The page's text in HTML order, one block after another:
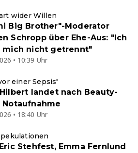
wider Willen
Big Brother"-Moderator
Schropp über Ehe-Aus: "Ich
mich nicht getrennt"
• 10:39 Uhr
einer Sepsis"
landet nach Beauty-
Notaufnahme
• 18:40 Uhr
Stehfest, Emma Fernlund